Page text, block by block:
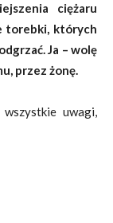
ciężaru
torebki, których
Ja – wolę
przez żonę.
uwagi,